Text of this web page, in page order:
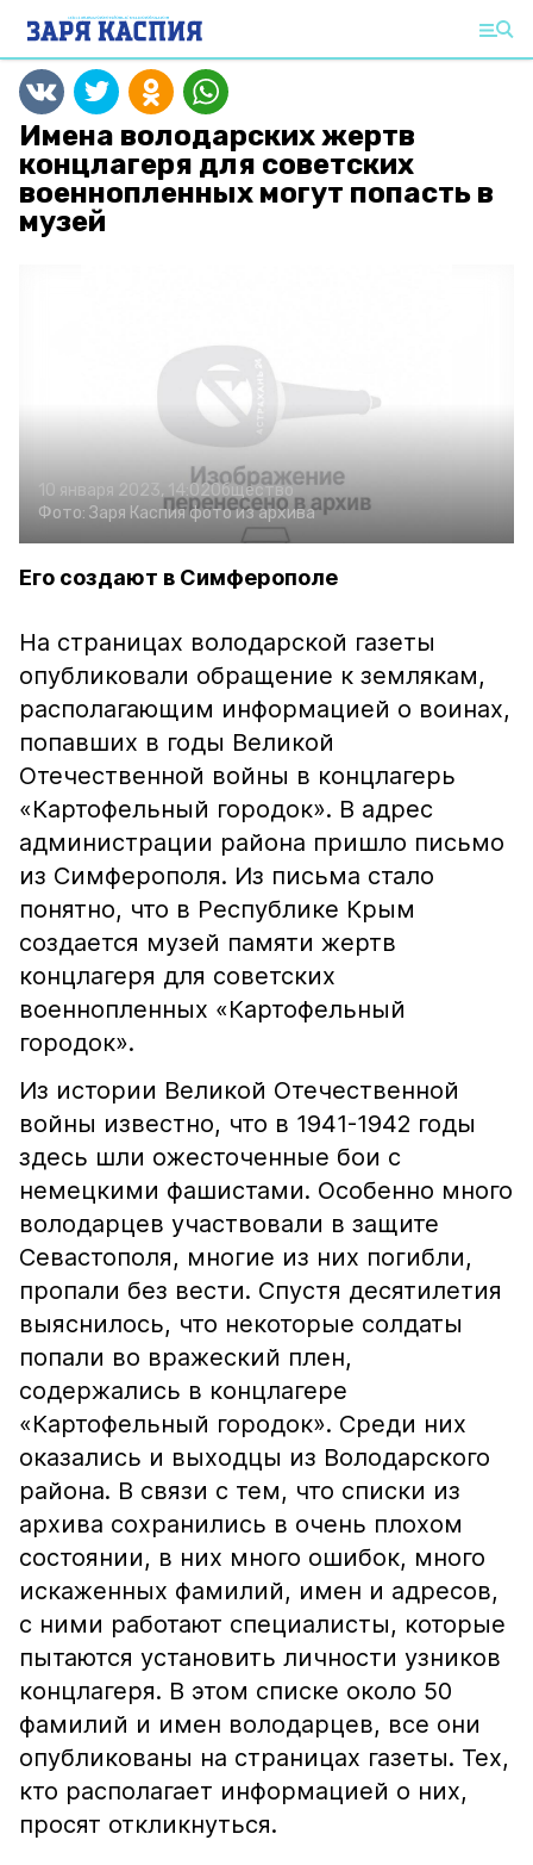
Имена володарских жертв
концлагеря для советских
военнопленных могут попасть в
музей
10 января 2023, 14:02Общество
Фото: Заря Каспияфото из архива
Его создают в Симферополе
На страницах володарской газеты
опубликовали обращение к землякам,
располагающим информацией о воинах,
попавших в годы Великой
Отечественной войны в концлагерь
«Картофельный городок». В адрес
администрации района пришло письмо
из Симферополя. Из письма стало
понятно, что в Республике Крым
создается музей памяти жертв
концлагеря для советских
военнопленных «Картофельный
городок».
Из истории Великой Отечественной
войны известно, что в 1941-1942 годы
здесь шли ожесточенные бои с
немецкими фашистами. Особенно много
володарцев участвовали в защите
Севастополя, многие из них погибли,
пропали без вести. Спустя десятилетия
выяснилось, что некоторые солдаты
попали во вражеский плен,
содержались в концлагере
«Картофельный городок». Среди них
оказались и выходцы из Володарского
района. В связи с тем, что списки из
архива сохранились в очень плохом
состоянии, в них много ошибок, много
искаженных фамилий, имен и адресов,
с ними работают специалисты, которые
пытаются установить личности узников
концлагеря. В этом списке около 50
фамилий и имен володарцев, все они
опубликованы на страницах газеты. Тех,
кто располагает информацией о них,
просят откликнуться.